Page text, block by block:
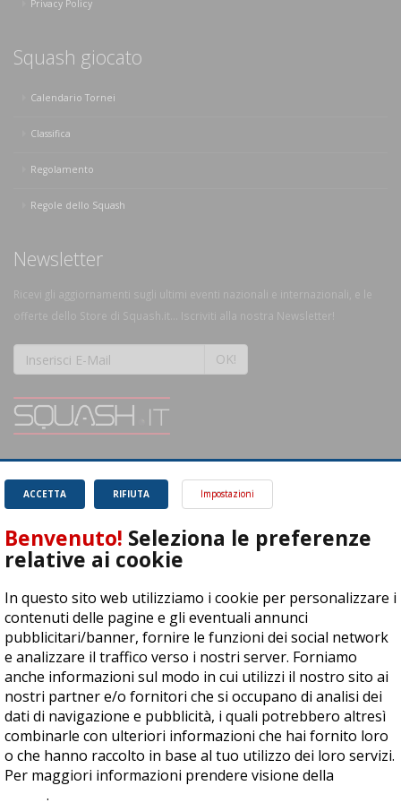
Privacy Policy
Squash giocato
Calendario Tornei
Classifica
Regolamento
Regole dello Squash
Newsletter
Ricevi gli aggiornamenti sugli ultimi eventi nazionali e internazionali, e le
offerte dello Store di Squash.it... Iscriviti alla nostra Newsletter!
OK!
SQUASH.it: Il punto di riferimento quotidiano per tutti gli amanti di questo
magnifico sport.
Leggi
RIFIUTA
ACCETTA Impostazioni
Benvenuto! Seleziona le preferenze
relative ai cookie
In questo sito web utilizziamo i cookie per personalizzare i
contenuti delle pagine e gli eventuali annunci
pubblicitari/banner, fornire le funzioni dei social network
e analizzare il traffico verso i nostri server. Forniamo
anche informazioni sul modo in cui utilizzi il nostro sito ai
nostri partner e/o fornitori che si occupano di analisi dei
dati di navigazione e pubblicità, i quali potrebbero altresì
combinarle con ulteriori informazioni che hai fornito loro
o che hanno raccolto in base al tuo utilizzo dei loro servizi.
Per maggiori informazioni prendere visione della
.
ASD Let's Sport - Via T. Olivelli 3, 25014 Castenedolo (BS) - P. Iva:
04278030988
© Copyright 2015 | All Rights Reserved - Powered byDynDevice
Privacy Policy Cookie Policy Accessibilità Sitemap